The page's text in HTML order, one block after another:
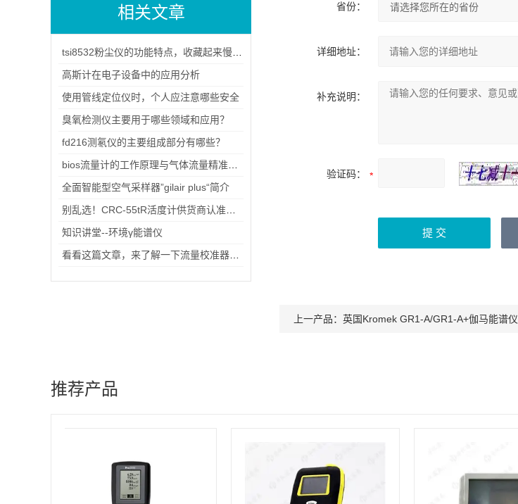
相关文章
高斯计在电子设备中的应用分析
使用管线定位仪时，个人应注意哪些安全
臭氧检测仪主要用于哪些领域和应用？
fd216测氡仪的主要组成部分有哪些？
全面智能型空气采样器”gilair plus“简介
知识讲堂--环境γ能谱仪
省份：
详细地址：
补充说明：
验证码：
上一产品： 英国Kromek GR1-A/GR1-A+伽马能谱仪
推荐产品